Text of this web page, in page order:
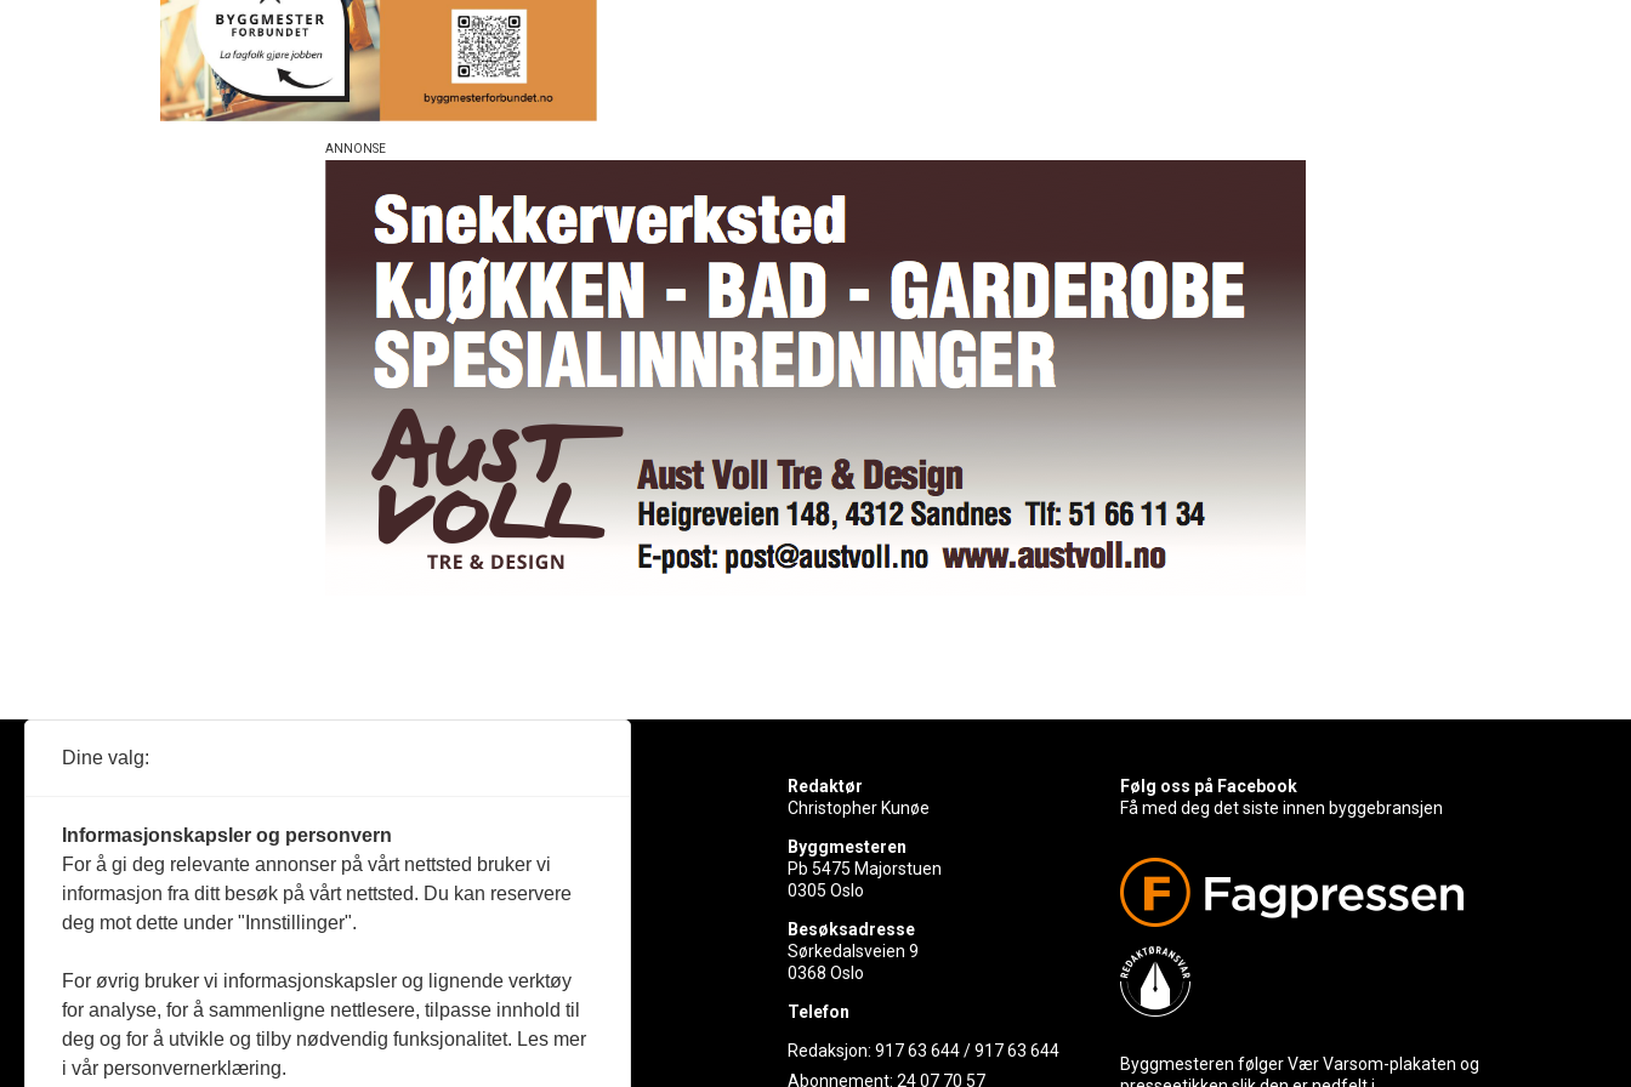
Reportasje
Produkter
Jobbmarked
Redaktør
Christopher Kunøe
Byggmesteren
Pb 5475 Majorstuen
0305 Oslo
Besøksadresse
Sørkedalsveien 9
0368 Oslo
Telefon
Redaksjon:917 63 644/917 63 644
Abonnement:24 07 70 57
Følg oss på Facebook
Få med deg det siste innen byggebransjen
Byggmesteren følger Vær Varsom-plakaten og
Dine valg:
Informasjonskapsler og personvern
For å gi deg relevante annonser på vårt nettsted bruker vi
informasjon fra ditt besøk på vårt nettsted. Du kan reservere
deg mot dette under "Innstillinger".
For øvrig bruker vi informasjonskapsler og lignende verktøy
for analyse, for å sammenligne nettlesere, tilpasse innhold til
deg og for å utvikle og tilby nødvendig funksjonalitet. Les mer
i vår personvernerklæring.